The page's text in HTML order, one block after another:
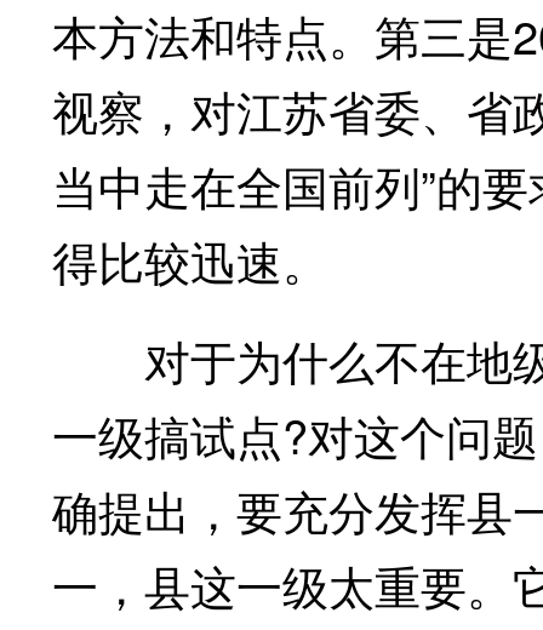
本方法和特点。第三是
视察，对江苏省委、省
当中走在全国前列”的
得比较迅速。
对于为什么不在地
一级搞试点?对这个问
确提出，要充分发挥县
一，县这一级太重要。